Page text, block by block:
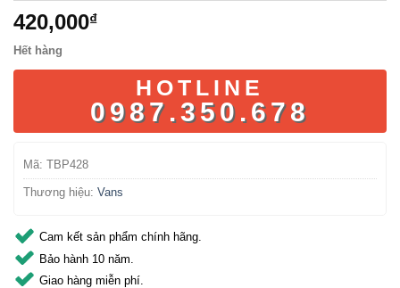
420,000₫
Hết hàng
HOTLINE
0987.350.678
Mã: TBP428
Thương hiệu: Vans
Cam kết sản phẩm chính hãng.
Bảo hành 10 năm.
Giao hàng miễn phí.